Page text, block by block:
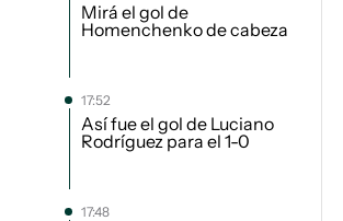
Mirá el gol de
Homenchenko de cabeza
17:52
Así fue el gol de Luciano
Rodríguez para el 1-0
17:48